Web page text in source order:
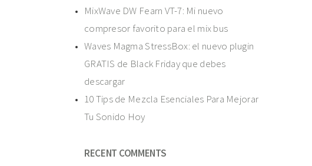
MixWave DW Fearn VT-7: Mi nuevo
compresor favorito para el mix bus
Waves Magma StressBox: el nuevo plugin
GRATIS de Black Friday que debes
descargar
10 Tips de Mezcla Esenciales Para Mejorar
Tu Sonido Hoy
RECENT COMMENTS